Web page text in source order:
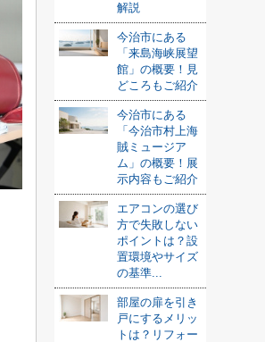
解説
今治市にある
「来島海峡展望
館」の概要！見
どころもご紹介
今治市にある
「今治市村上海
賊ミュージア
ム」の概要！展
示内容もご紹介
エアコンの選び
方で失敗しない
ポイントは？設
置環境やサイズ
の基準...
部屋の扉を引き
戸にするメリッ
トは？リフォー